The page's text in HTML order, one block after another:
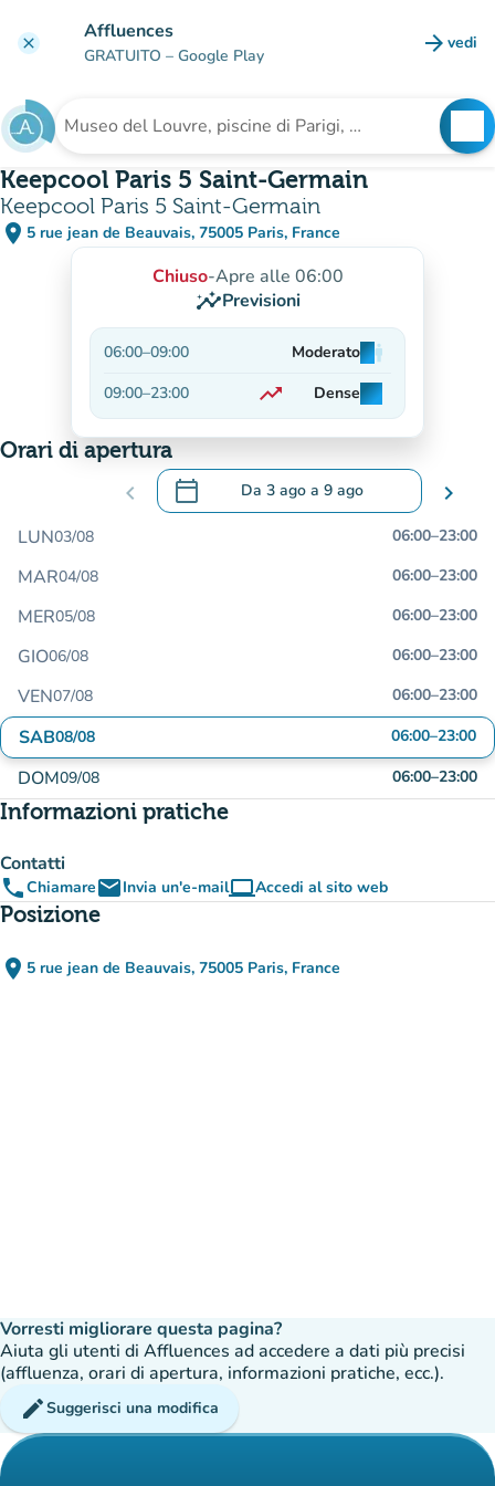
clear Affluences
GRATUITO – Google Play arrow_forward vedi
Cerca una struttura
Keepcool Paris 5 Saint-Germain
Keepcool Paris 5 Saint-Germain
place 5 rue jean de Beauvais, 75005 Paris, France
(apri in Google Maps)
(nuova scheda)
Chiuso-Apre alle 06:00
insightsPrevisioni
06:00–09:00 Moderatoman
man
man
09:00–23:00 trending_up
In aumento
Denseman
man
man
Orari di apertura
chevron_left calendar_today Da 3 ago a 9 ago
.Aprire il calendario per modificare le
chevron_right
LUN03/08 06:00–23:00
MAR04/08 06:00–23:00
MER05/08 06:00–23:00
GIO06/08 06:00–23:00
VEN07/08 06:00–23:00
SAB08/08 06:00–23:00
DOM09/08 06:00–23:00
Informazioni pratiche
Contatti
phoneChiamareemailInvia un'e-mailcomputerAccedi al sito web
(nuova scheda)
Posizione
place 5 rue jean de Beauvais, 75005 Paris, France
(apri in Google Maps)
(nuova scheda)
Vorresti migliorare questa pagina?
Aiuta gli utenti di Affluences ad accedere a dati più precisi
(affluenza, orari di apertura, informazioni pratiche, ecc.).
editSuggerisci una modifica